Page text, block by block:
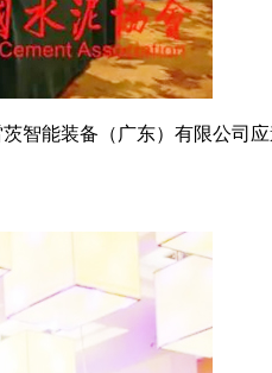
智能装备（广东）有限公司